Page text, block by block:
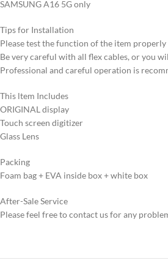
SAMSUNG A16 5G only
Tips for Installation
Please test the function of the item
Be very careful with all flex cables, or you
Professional and careful operation is
This ltem Includes
ORIGINAL display
Touch screen digitizer
Glass Lens
Packing
Foam bag + EVA inside box + white box
After-Sale Service
Please feel free to contact us for any